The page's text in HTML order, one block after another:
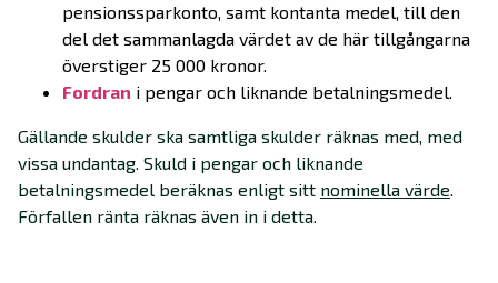
pensionssparkonto, samt kontanta medel, till den
del det sammanlagda värdet av de här tillgångarna
överstiger 25 000 kronor.
Fordran i pengar och liknande betalningsmedel.
Gällande skulder ska samtliga skulder räknas med, med
vissa undantag. Skuld i pengar och liknande
betalningsmedel beräknas enligt sitt nominella värde.
Förfallen ränta räknas även in i detta.